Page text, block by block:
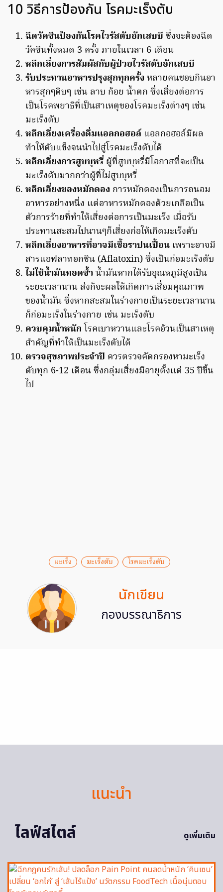
10 วิธีการป้องกัน โรคมะเร็งตับ
ฉีดวัคซีนป้องกันโรคไวรัสตับอักเสบบี ซึ่งจะต้องฉีด
วัคซีนทั้งหมด 3 ครั้ง ภายในเวลา 6 เดือน
หลีกเลี่ยงการสัมผัสกับผู้ป่วยไวรัสตับอักเสบบี
รับประทานอาหารปรุงสุกทุกครั้งหลายคนชอบกินอา
หารสุกๆดิบๆ เช่น ลาบ ก้อย น้ำตก ซึ่งเสี่ยงต่อการ
เป็นโรคพยาธิที่เป็นสาเหตุของโรคมะเร็งต่างๆ เช่น
มะเร็งตับ
หลีกเลี่ยงเครื่องดื่มแอลกอฮอล์ แอลกอฮอล์มีผล
ทำให้ตับแข็งจนนำไปสู่โรคมะเร็งตับได้
หลีกเลี่ยงการสูบบุหรี่ ผู้ที่สูบบุหรี่มีโอกาสที่จะเป็น
มะเร็งตับมากกว่าผู้ที่ไม่สูบบุหรี่
หลีกเลี่ยงของหมักดอง การหมักดองเป็นการถนอม
อาหารอย่างหนึ่ง แต่อาหารหมักดองด้วยเกลือเป็น
ตัวการร้ายที่ทำให้เสี่ยงต่อการเป็นมะเร็ง เมื่อรับ
ประทานสะสมไปนานๆก็เสี่ยงก่อให้เกิดมะเร็งตับ
หลีกเลี่ยงอาหารที่อาจมีเชื้อราปนเปื้อน เพราะอาจมี
สารแอฟลาทอกซิน (Aflatoxin) ซึ่งเป็นก่อมะเร็งตับ
ไม่ใช้น้ำมันทอดซ้ำน้ำมันหากได้รับอุณหภูมิสูงเป็น
ระยะเวลานาน ส่งก็จะผลให้เกิดการเสื่อมคุณภาพ
ของน้ำมัน ซึ่งหากสะสมในร่างกายเป็นระยะเวลานาน
ก็ก่อมะเร็งในร่างกาย เช่น มะเร็งตับ
ควบคุมน้ำหนัก โรคเบาหวานและโรคอ้วนเป็นสาเหตุ
สำคัญที่ทำให้เป็นมะเร็งตับได้
ตรวจสุขภาพประจำปี ควรตรวจคัดกรองหามะเร็ง
ตับทุก 6-12 เดือน ซึ่งกลุ่มเสี่ยงมีอายุตั้งแต่ 35 ปีขึ้น
ไป
มะเร็ง มะเร็งตับ โรคมะเร็งตับ
นักเขียน
กองบรรณาธิการ
แนะนำ
ไลฟ์สไตล์
ดูเพิ่มเติม